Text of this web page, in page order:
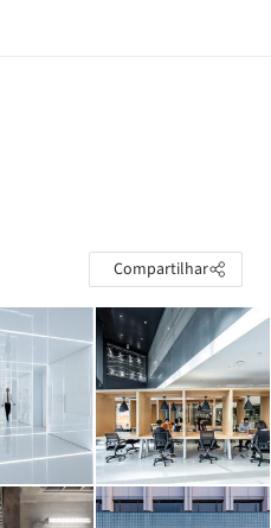
Compartilhar